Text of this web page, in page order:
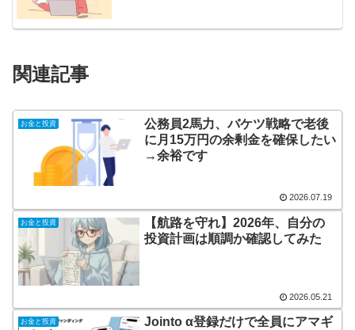
関連記事
お金と投資
公務員2馬力、バケツ戦略で老後
に月15万円の余剰金を確保したい
→余裕です
2026.07.19
お金と投資
【航路を守れ】2026年、自分の
投資計画は順調か確認してみた
2026.05.21
お金と投資
Jointo α登録だけで全員にアマギ